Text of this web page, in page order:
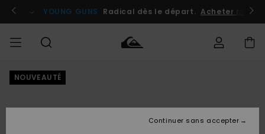
l'information
le
Se connecter / s'inscrire
YOUNG GUNS Radical dès le départ. Acheter
HOMME
NOUVEAUTÉ
Continuer sans accepter